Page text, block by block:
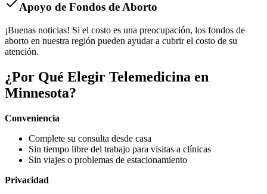
Apoyo de Fondos de Aborto
¡Buenas noticias! Si el costo es una preocupación, los fondos de
aborto en nuestra región pueden ayudar a cubrir el costo de su
atención.
¿Por Qué Elegir Telemedicina en
Minnesota?
Conveniencia
Complete su consulta desde casa
Sin tiempo libre del trabajo para visitas a clínicas
Sin viajes o problemas de estacionamiento
Privacidad